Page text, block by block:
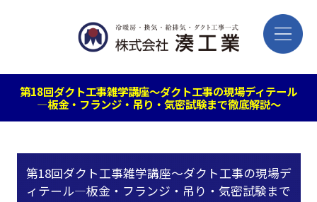
第18回ダクト工事雑学講座～ダクト工事の現場ディテール
—板金・フランジ・吊り・気密試験まで徹底解説～
第18回ダクト工事雑学講座～ダクト工事の現場デ
ィテール—板金・フランジ・吊り・気密試験まで